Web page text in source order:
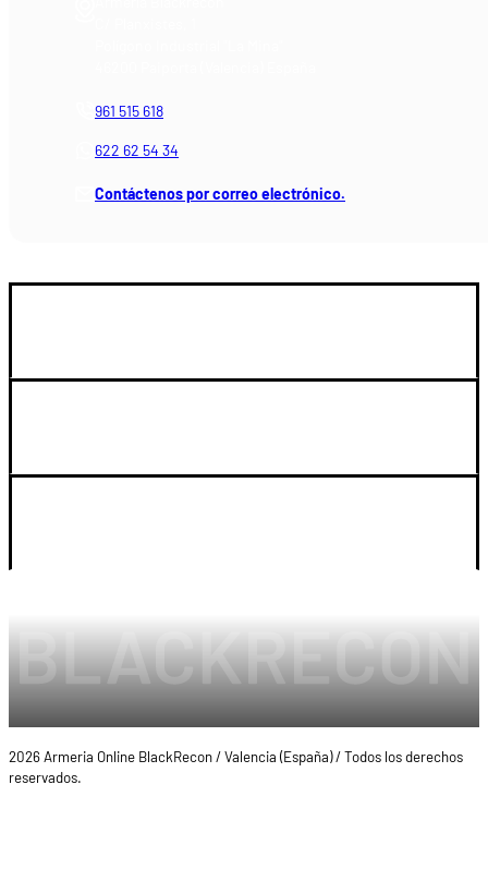
961 515 618
622 62 54 34
Contáctenos por correo electrónico.
2026 Armeria Online BlackRecon / Valencia (España) / Todos los derechos
reservados.